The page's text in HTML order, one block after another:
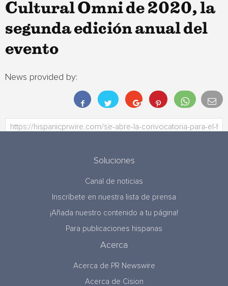
Cultural Omni de 2020, la
segunda edición anual del
evento
News provided by:
Soluciones
Canal de noticias
Inscríbete en nuestra lista de prensa
¡Añada nuestro contenido a tu página!
Para publicaciones hispanas
Acerca
Acerca de PR Newswire
Acerca de Cision